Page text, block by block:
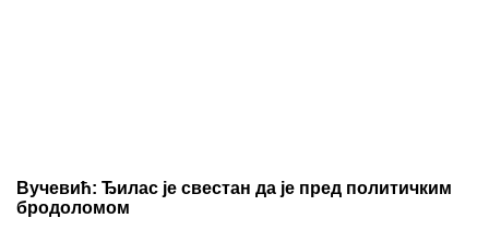
Вучевић: Ђилас је свестан да је пред политичким
бродоломом